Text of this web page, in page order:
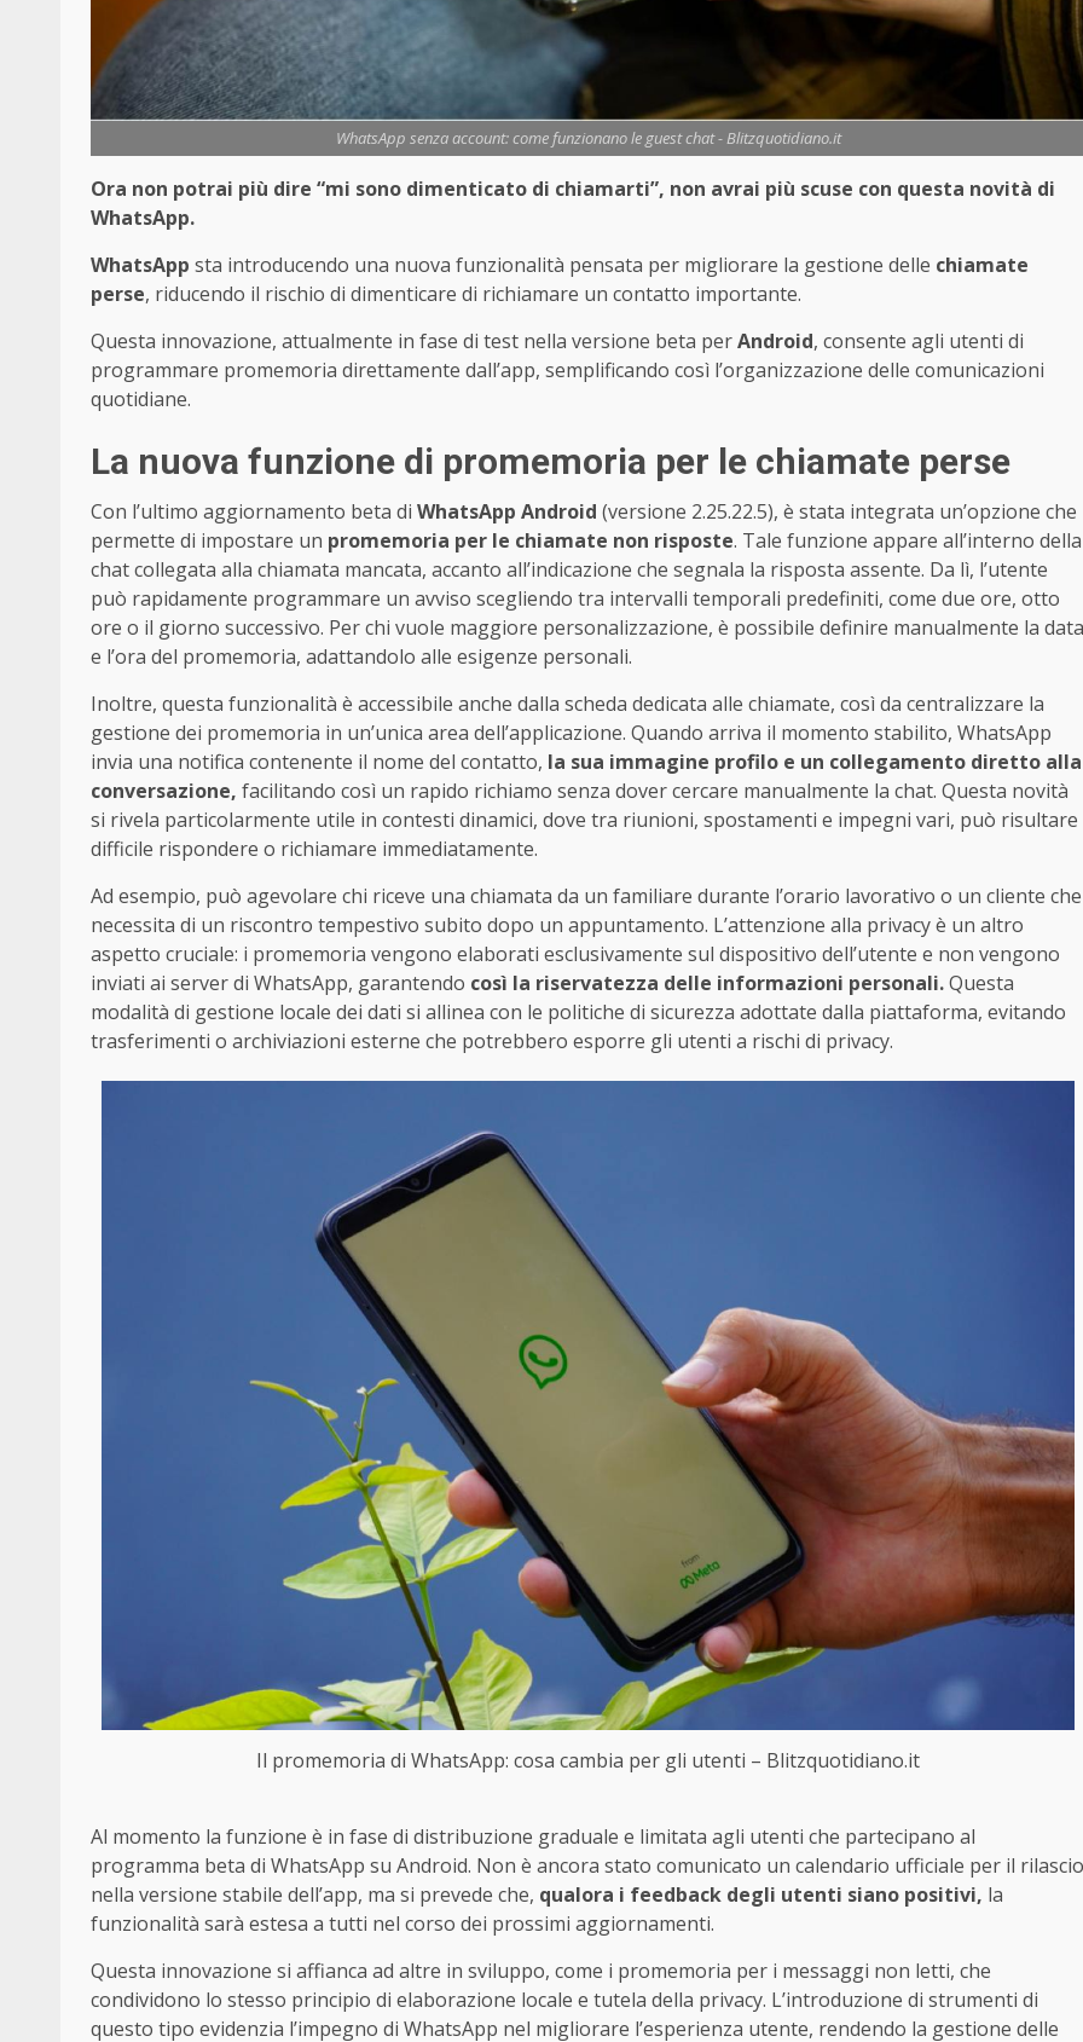
WhatsApp senza account: come funzionano le guest chat - Blitzquotidiano.it
Ora non potrai più dire “mi sono dimenticato di chiamarti”, non avrai più scuse con questa novità di
WhatsApp.
WhatsApp sta introducendo una nuova funzionalità pensata per migliorare la gestione delle chiamate
perse, riducendo il rischio di dimenticare di richiamare un contatto importante.
Questa innovazione, attualmente in fase di test nella versione beta perAndroid, consente agli utenti di
programmare promemoria direttamente dall’app, semplificando così l’organizzazione delle comunicazioni
quotidiane.
La nuova funzione di promemoria per le chiamate perse
Con l’ultimo aggiornamento beta di WhatsApp Android (versione 2.25.22.5), è stata integrata un’opzione che
permette di impostare un promemoria per le chiamate non risposte. Tale funzione appare all’interno della
chat collegata alla chiamata mancata, accanto all’indicazione che segnala la risposta assente. Da lì, l’utente
può rapidamente programmare un avviso scegliendo tra intervalli temporali predefiniti, come due ore, otto
ore o il giorno successivo. Per chi vuole maggiore personalizzazione, è possibile definire manualmente la data
e l’ora del promemoria, adattandolo alle esigenze personali.
Inoltre, questa funzionalità è accessibile anche dalla scheda dedicata alle chiamate, così da centralizzare la
gestione dei promemoria in un’unica area dell’applicazione. Quando arriva il momento stabilito, WhatsApp
invia una notifica contenente il nome del contatto, la sua immagine profilo e un collegamento diretto alla
conversazione, facilitando così un rapido richiamo senza dover cercare manualmente la chat. Questa novità
si rivela particolarmente utile in contesti dinamici, dove tra riunioni, spostamenti e impegni vari, può risultare
difficile rispondere o richiamare immediatamente.
Ad esempio, può agevolare chi riceve una chiamata da un familiare durante l’orario lavorativo o un cliente che
necessita di un riscontro tempestivo subito dopo un appuntamento. L’attenzione alla privacy è un altro
aspetto cruciale: i promemoria vengono elaborati esclusivamente sul dispositivo dell’utente e non vengono
inviati ai server di WhatsApp, garantendo così la riservatezza delle informazioni personali.Questa
modalità di gestione locale dei dati si allinea con le politiche di sicurezza adottate dalla piattaforma, evitando
trasferimenti o archiviazioni esterne che potrebbero esporre gli utenti a rischi di privacy.
Il promemoria di WhatsApp: cosa cambia per gli utenti – Blitzquotidiano.it
Al momento la funzione è in fase di distribuzione graduale e limitata agli utenti che partecipano al
programma beta di WhatsApp su Android. Non è ancora stato comunicato un calendario ufficiale per il rilascio
nella versione stabile dell’app, ma si prevede che, qualora i feedback degli utenti siano positivi, la
funzionalità sarà estesa a tutti nel corso dei prossimi aggiornamenti.
Questa innovazione si affianca ad altre in sviluppo, come i promemoria per i messaggi non letti, che
condividono lo stesso principio di elaborazione locale e tutela della privacy. L’introduzione di strumenti di
questo tipo evidenzia l’impegno di WhatsApp nel migliorare l’esperienza utente, rendendo la gestione delle